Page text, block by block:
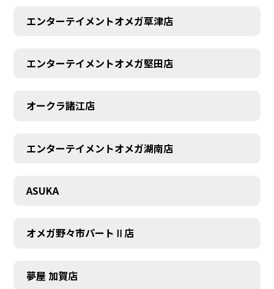
エンターテイメントオメガ草津店
エンターテイメントオメガ堅田店
オークラ諸江店
エンターテイメントオメガ湖南店
ASUKA
オメガ野々市パートⅡ店
夢屋 加賀店